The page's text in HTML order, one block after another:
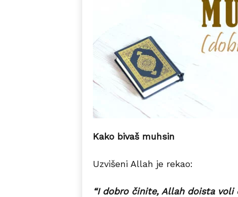
Kako bivaš muhsin
Uzvišeni Allah je rekao:
“I dobro činite, Allah doista voli